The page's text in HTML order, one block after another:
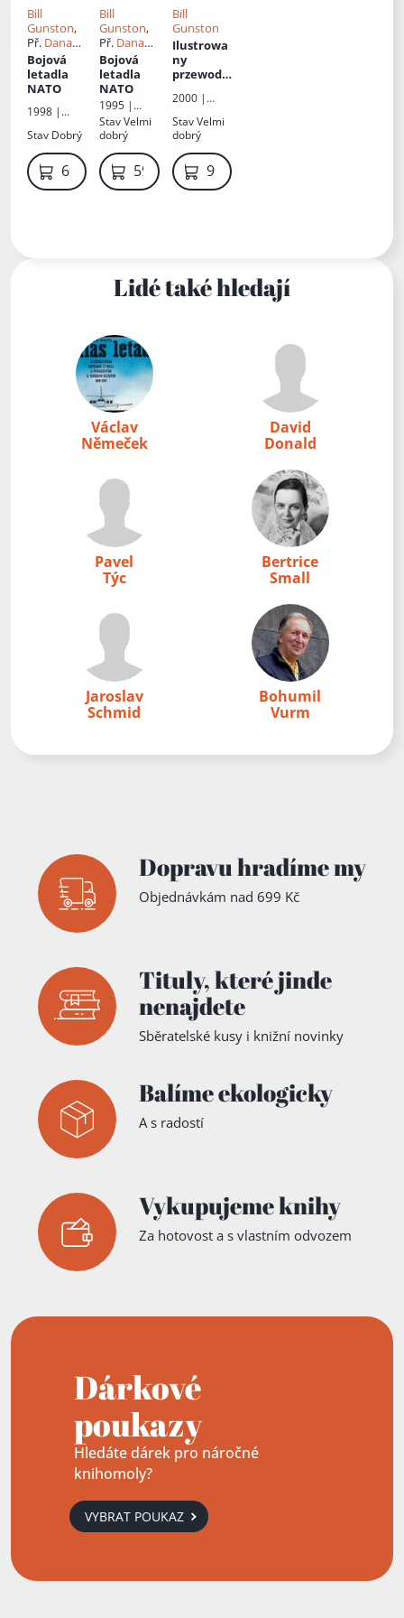
Bill
Gunston,
Př. Dana
Chodilová
Bojová
letadla
NATO
1998 |
Co
Stav Dobrý
69 Kč
Bill
Gunston,
Př. Dana
Chodilová
Bojová
letadla
NATO
1995 |
Svojtka a
Vašut
StavVelmi
dobrý
59 Kč
Bill
Gunston
Ilustrowa
ny
przewodn
nowoczes
nych
bombowc
2000 |
Wydawnicz
y Bellona
StavVelmi
dobrý
99 Kč
Lidé také hledají
Václav
Němeček
David
Donald
Pavel
Týc
Bertrice
Small
Jaroslav
Schmid
Bohumil
Vurm
Dopravu hradíme my
Objednávkám nad 699 Kč
Tituly,které jinde
nenajdete
Sběratelské kusy i knižní novinky
Balíme ekologicky
A s radostí
Vykupujeme knihy
Za hotovost a s vlastním odvozem
Dárkové
poukazy
Hledáte dárek pro náročné
knihomoly?
VYBRAT POUKAZ